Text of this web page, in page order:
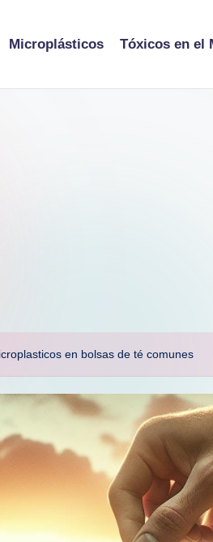
Microplásticos Tóxicos en el
en bolsas de té comunes